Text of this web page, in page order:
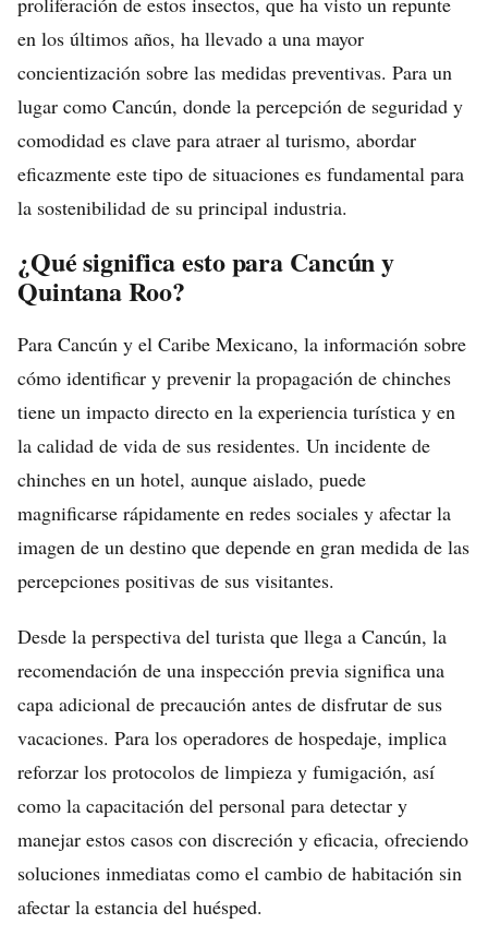
en los últimos años, ha llevado a una mayor
concientización sobre las medidas preventivas. Para un
lugar como Cancún, donde la percepción de seguridad y
comodidad es clave para atraer al turismo, abordar
eficazmente este tipo de situaciones es fundamental para
la sostenibilidad de su principal industria.
¿Qué significa esto para Cancún y
Quintana Roo?
Para Cancún y el Caribe Mexicano, la información sobre
cómo identificar y prevenir la propagación de chinches
tiene un impacto directo en la experiencia turística y en
la calidad de vida de sus residentes. Un incidente de
chinches en un hotel, aunque aislado, puede
magnificarse rápidamente en redes sociales y afectar la
imagen de un destino que depende en gran medida de las
percepciones positivas de sus visitantes.
Desde la perspectiva del turista que llega a Cancún, la
recomendación de una inspección previa significa una
capa adicional de precaución antes de disfrutar de sus
vacaciones. Para los operadores de hospedaje, implica
reforzar los protocolos de limpieza y fumigación, así
como la capacitación del personal para detectar y
manejar estos casos con discreción y eficacia, ofreciendo
soluciones inmediatas como el cambio de habitación sin
afectar la estancia del huésped.